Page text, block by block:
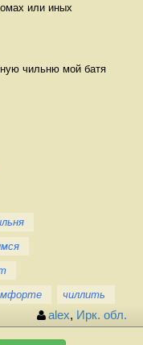
или иных
чильню мой батя
чиллить
alex, Ирк. обл.